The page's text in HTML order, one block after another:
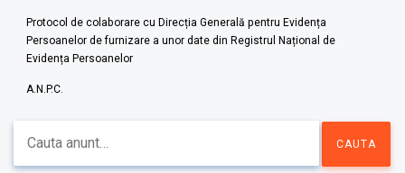
Protocol de colaborare cu Direcția Generală pentru Evidența
Persoanelor de furnizare a unor date din Registrul Național de
Evidența Persoanelor
A.N.P.C.